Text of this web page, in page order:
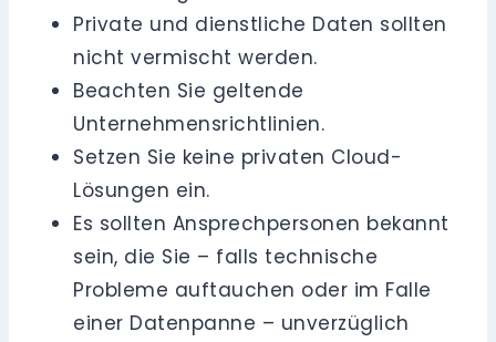
Private und dienstliche Daten sollten
nicht vermischt werden.
Beachten Sie geltende
Unternehmensrichtlinien.
Setzen Sie keine privaten Cloud-
Lösungen ein.
Es sollten Ansprechpersonen bekannt
sein, die Sie – falls technische
Probleme auftauchen oder im Falle
einer Datenpanne – unverzüglich